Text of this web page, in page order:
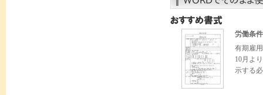
労働条
有期雇
10月よ
示する